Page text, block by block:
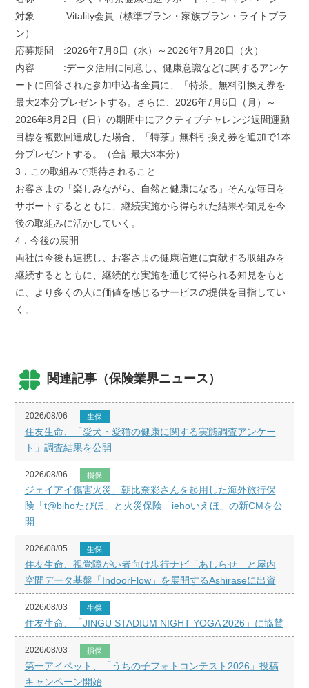
対象 :Vitality会員（標準プラン・家族プラン・ライトプラ
ン）
応募期間 :2026年7月8日（水）～2026年7月28日（火）
内容 :データ活用に同意し、健康意識などに関するアンケ
ートに回答された参加申込者全員に、「特茶」無料引換え券を
最大2本分プレゼントする。さらに、2026年7月6日（月）～
2026年8月2日（日）の期間中にアクティブチャレンジ週間運動
目標を複数回達成した場合、「特茶」無料引換え券を追加で1本
分プレゼントする。（合計最大3本分）
3．この取組みで期待されること
お客さまの「楽しみながら、自然と健康になる」そんな毎日を
サポートするとともに、継続実施から得られた結果や知見を今
後の取組みに活かしていく。
4．今後の展開
両社は今後も連携し、お客さまの健康増進に貢献する取組みを
継続するとともに、継続的な実施を通じて得られる知見をもと
に、より多くの人に価値を感じるサービスの提供を目指してい
く。
関連記事（保険業界ニュース）
2026/08/06 生保
住友生命、「愛犬・愛猫の健康に関する実態調査アンケー
ト」調査結果を公開
2026/08/06 損保
ジェイアイ傷害火災、朝比奈彩さんを起用した海外旅行保
険「t@bihoたびほ」と火災保険「iehoいえほ」の新CMを公
開
2026/08/05 生保
住友生命、視覚障がい者向け歩行ナビ「あしらせ」と屋内
空間データ基盤「IndoorFlow」を展開するAshiraseに出資
2026/08/03 生保
住友生命、「JINGU STADIUM NIGHT YOGA 2026」に協賛
2026/08/03 損保
第一アイペット、「うちの子フォトコンテスト2026」投稿
キャンペーン開始